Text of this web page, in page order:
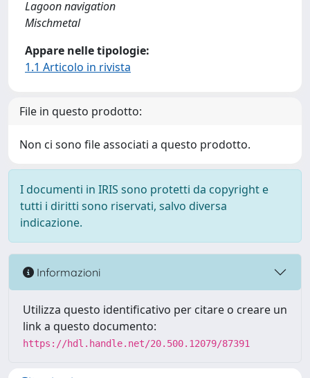
Lagoon navigation
Mischmetal
Appare nelle tipologie:
1.1 Articolo in rivista
File in questo prodotto:
Non ci sono file associati a questo prodotto.
I documenti in IRIS sono protetti da copyright e
tutti i diritti sono riservati, salvo diversa
indicazione.
Informazioni
Utilizza questo identificativo per citare o creare un
link a questo documento:
https://hdl.handle.net/20.500.12079/87391